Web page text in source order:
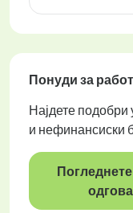
Понуди за
Најдете
и нефинансиски